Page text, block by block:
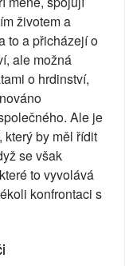
životem a
to a přicházejí o
ale možná
o hrdinství,
Ale je
který by měl řídit
se však
to vyvolává
konfrontaci s